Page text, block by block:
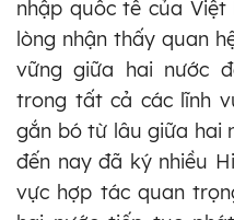
nhập quốc tế của
lòng nhận thấy quan
vững giữa hai nước
trong tất cả các lĩnh
gắn bó từ lâu giữa hai
đến nay đã ký nhiều
vực hợp tác quan